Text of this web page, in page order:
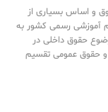
و اساس بسیاری از
آموزشی رسمی کشور به
حقوق داخلی در
حقوق‌ عمومی تقسیم